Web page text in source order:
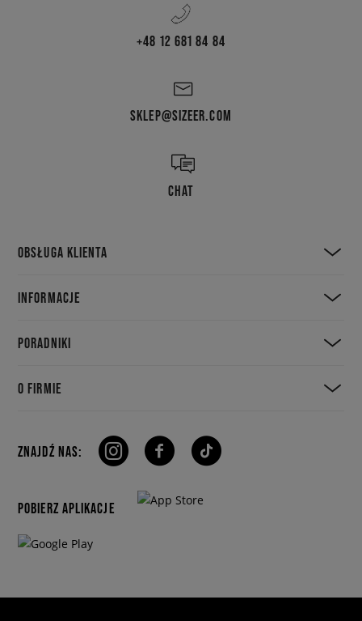
+48 12 681 84 84
SKLEP@SIZEER.COM
CHAT
OBSŁUGA KLIENTA
INFORMACJE
PORADNIKI
O FIRMIE
ZNAJDŹ NAS:
POBIERZ APLIKACJE